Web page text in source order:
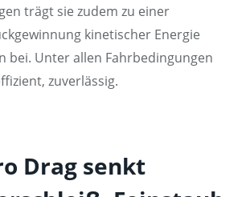
trägt sie zudem zu einer
kinetischer Energie
bei. Unter allen Fahrbedingungen
zuverlässig.
Drag senkt